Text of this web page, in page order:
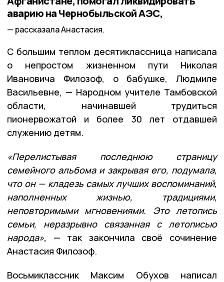
аварию на Чернобыльской АЭС,
рассказала Анастасия.
С большим теплом десятиклассница написала
о непростом жизненном пути Николая
Ивановича Филозоф, о бабушке, Людмиле
Васильевне, — Народном учителе Тамбовской
области, начинавшей трудиться
пионервожатой и более 30 лет отдавшей
служению детям.
«Перелистывая последнюю страницу
семейного альбома и закрывая его, подумала,
что он — кладезь самых лучших воспоминаний,
наполненных жизнью, традициями,
неповторимыми мгновениями. Это летопись
семьи, неразрывно связанная с летописью
народа», — так закончила своё сочинение
Анастасия Филозоф.
Восьмиклассник Максим Обухов написал